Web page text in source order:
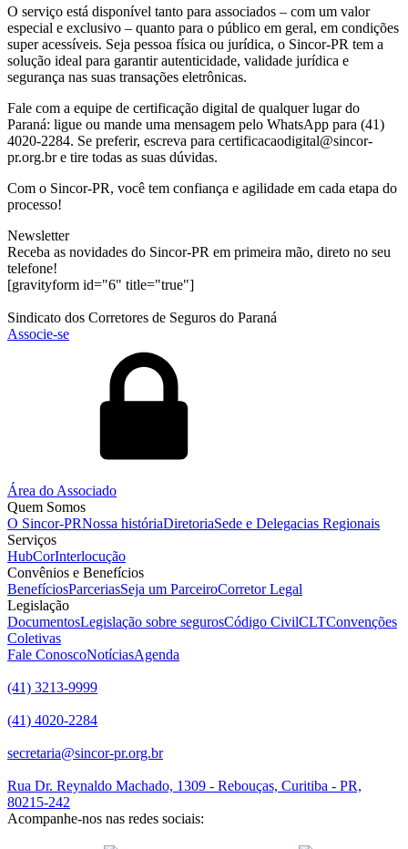
O serviço está disponível tanto para associados – com um valor
especial e exclusivo – quanto para o público em geral, em condições
super acessíveis. Seja pessoa física ou jurídica, o Sincor-PR tem a
solução ideal para garantir autenticidade, validade jurídica e
segurança nas suas transações eletrônicas.
Fale com a equipe de certificação digital de qualquer lugar do
Paraná: ligue ou mande uma mensagem pelo WhatsApp para (41)
4020-2284. Se preferir, escreva para certificacaodigital@sincor-
pr.org.br e tire todas as suas dúvidas.
Com o Sincor-PR, você tem confiança e agilidade em cada etapa do
processo!
Newsletter
Receba as novidades do Sincor-PR em primeira mão, direto no seu
telefone!
[gravityform id="6" title="true"]
Sindicato dos Corretores de Seguros do Paraná
Associe-se
Área do Associado
Quem Somos
O Sincor-PRNossa históriaDiretoriaSede e Delegacias Regionais
Serviços
HubCorInterlocução
Convênios e Benefícios
BenefíciosParceriasSeja um ParceiroCorretor Legal
Legislação
DocumentosLegislação sobre segurosCódigo CivilCLTConvenções
Coletivas
Fale ConoscoNotíciasAgenda
(41) 3213-9999
(41) 4020-2284
secretaria@sincor-pr.org.br
Rua Dr. Reynaldo Machado, 1309 - Rebouças, Curitiba - PR,
80215-242
Acompanhe-nos nas redes sociais: